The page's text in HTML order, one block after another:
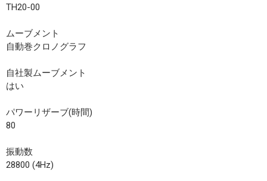
TH20-00
ムーブメント
自動巻クロノグラフ
自社製ムーブメント
はい
パワーリザーブ(時間)
80
振動数
28800 (4Hz)